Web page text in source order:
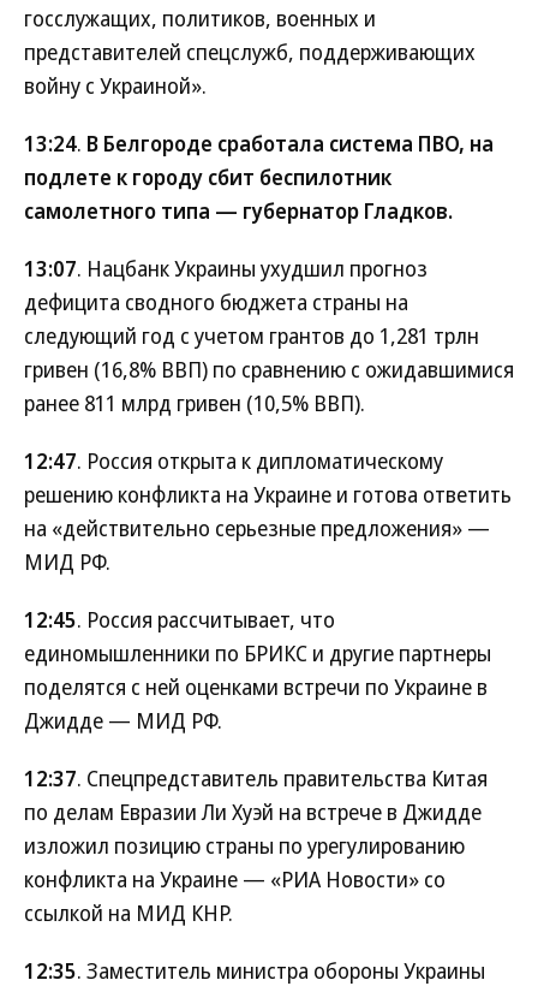
госслужащих, политиков, военных и
представителей спецслужб, поддерживающих
войну с Украиной».
13:24. В Белгороде сработала система ПВО, на
подлете к городу сбит беспилотник
самолетного типа — губернатор Гладков.
13:07. Нацбанк Украины ухудшил прогноз
дефицита сводного бюджета страны на
следующий год с учетом грантов до 1,281 трлн
гривен (16,8% ВВП) по сравнению с ожидавшимися
ранее 811 млрд гривен (10,5% ВВП).
12:47. Россия открыта к дипломатическому
решению конфликта на Украине и готова ответить
на «действительно серьезные предложения» —
МИД РФ.
12:45. Россия рассчитывает, что
единомышленники по БРИКС и другие партнеры
поделятся с ней оценками встречи по Украине в
Джидде — МИД РФ.
12:37. Спецпредставитель правительства Китая
по делам Евразии Ли Хуэй на встрече в Джидде
изложил позицию страны по урегулированию
конфликта на Украине — «РИА Новости» со
ссылкой на МИД КНР.
12:35. Заместитель министра обороны Украины